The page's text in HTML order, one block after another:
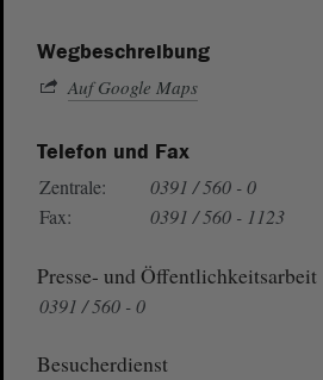
Wegbeschreibung
Auf Google Maps
Telefon und Fax
Zentrale:
0391 / 560 - 0
Fax:
0391 / 560 - 1123
Presse- und Öffentlichkeitsarbeit
0391 / 560 - 0
Besucherdienst